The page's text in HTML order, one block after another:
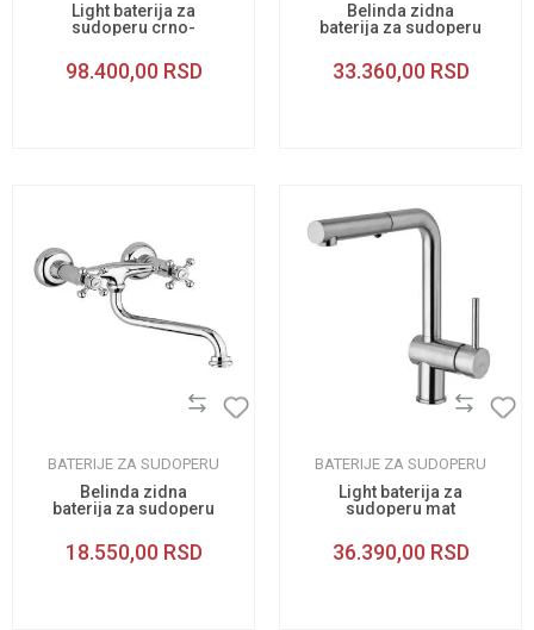
Light baterija za
sudoperu crno-
98.400,00 RSD
Belinda zidna
baterija za sudoperu
33.360,00 RSD
BATERIJE ZA SUDOPERU
Belinda zidna
baterija za sudoperu
18.550,00 RSD
BATERIJE ZA SUDOPERU
Light baterija za
sudoperu mat
36.390,00 RSD